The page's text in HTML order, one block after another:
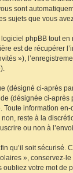
sont
sujets que vous
phpBB tout
est de récupérer
»),
(désigné ci-après
(désignée ci-
information
reste à la
ou non à
qu’il soit
»,
votre mot